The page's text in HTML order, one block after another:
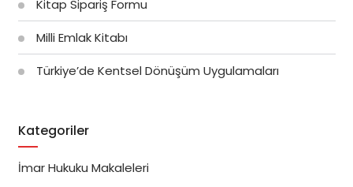
Kitap Sipariş Formu
Milli Emlak Kitabı
Türkiye’de Kentsel Dönüşüm Uygulamaları
Kategoriler
İmar Hukuku Makaleleri